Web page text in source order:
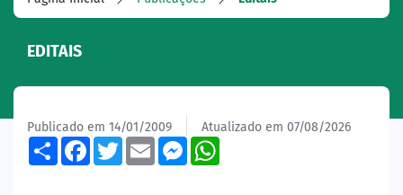
EDITAIS
Publicado em 14/01/2009 Atualizado em 07/08/2026
ShareFacebook
TwitterEmailMessenger